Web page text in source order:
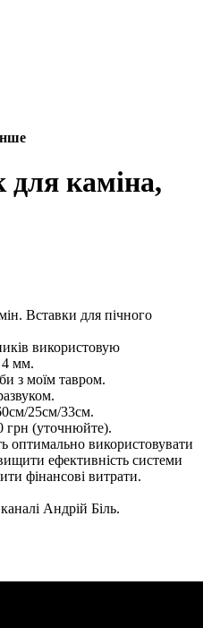
для каміна,
Вставки для пічного
використовую
4 мм.
з моїм тавром.
25см/33см.
грн (уточнюйте).
оптимально використовувати
ефективність системи
фінансові витрати.
Андрій Біль.